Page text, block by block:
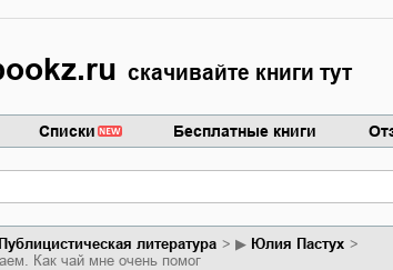
скачивайте книги тут
Списки Бесплатные книги
публицистическая литература ▶ Юлия Пастух
Как чай мне очень помог